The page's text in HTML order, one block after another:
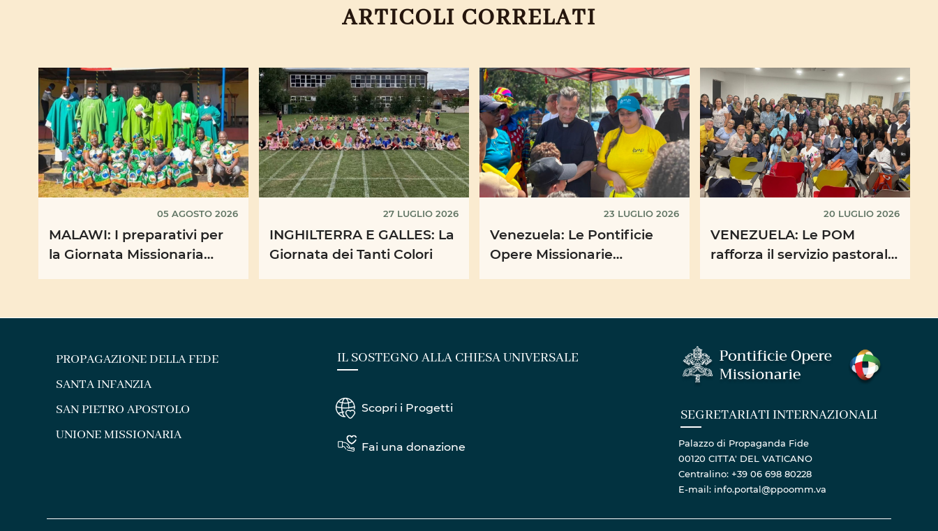
ARTICOLI CORRELATI
05 AGOSTO 2026
MALAWI: I preparativi per
la Giornata Missionaria
27 LUGLIO 2026
INGHILTERRA E GALLES: La
Giornata dei Tanti Colori
23 LUGLIO 2026
Venezuela: Le Pontificie
Opere Missionarie
20 LUGLIO 2026
VENEZUELA: Le POM
rafforza il servizio pastorale
PROPAGAZIONE DELLA FEDE
SANTA INFANZIA
SAN PIETRO APOSTOLO
UNIONE MISSIONARIA
IL SOSTEGNO ALLA CHIESA UNIVERSALE
Scopri i Progetti
Fai una donazione
SEGRETARIATI INTERNAZIONALI
Palazzo di Propaganda Fide
00120 CITTA' DEL VATICANO
Centralino: +39 06 698 80228
E-mail: info.portal@ppoomm.va